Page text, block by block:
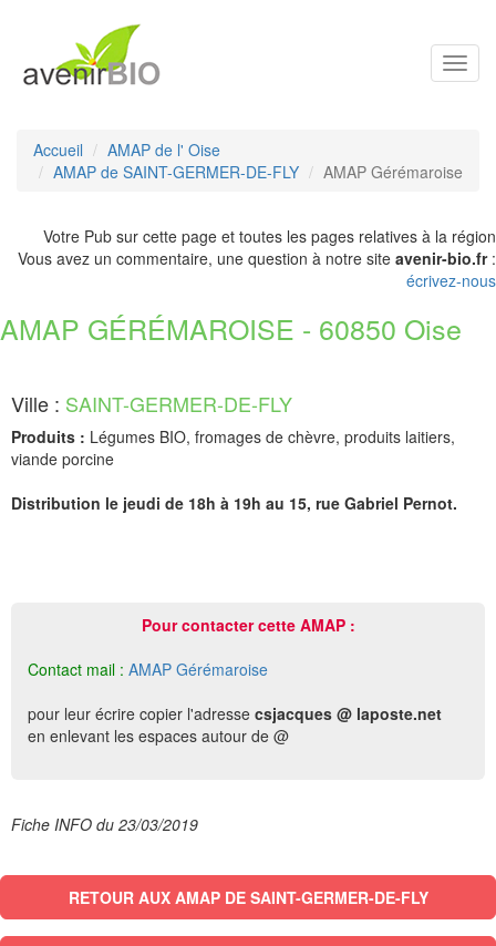
Accueil
AMAP de l' Oise
AMAP de SAINT-GERMER-DE-FLY
AMAP Gérémaroise
Votre Pub sur cette page et toutes les pages relatives à la région
Vous avez un commentaire, une question à notre site avenir-bio.fr:
écrivez-nous
AMAP GÉRÉMAROISE - 60850 Oise
Ville : SAINT-GERMER-DE-FLY
Produits : Légumes BIO, fromages de chèvre, produits laitiers,
viande porcine
Distribution le jeudi de 18h à 19h au 15, rue Gabriel Pernot.
Pour contacter cette AMAP :
Contact mail : AMAP Gérémaroise
pour leur écrire copier l'adresse csjacques @ laposte.net
en enlevant les espaces autour de @
Fiche INFO du 23/03/2019
RETOUR AUX AMAP DE SAINT-GERMER-DE-FLY